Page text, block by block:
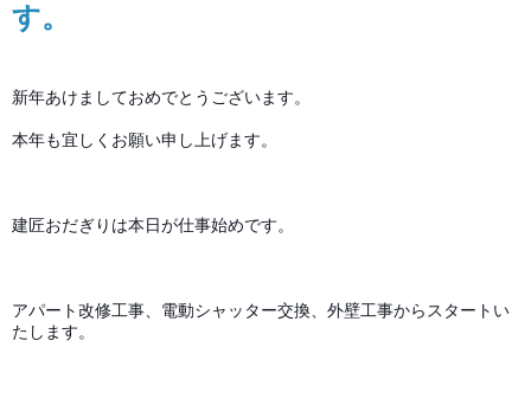
す。
新年あけましておめでとうございます。
本年も宜しくお願い申し上げます。
建匠おだぎりは本日が仕事始めです。
アパート改修工事、電動シャッター交換、外壁工事からスタートい
たします。